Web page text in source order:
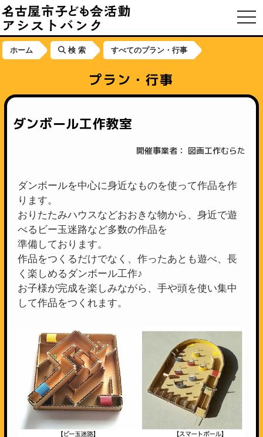
ホーム 検 索 すべてのプラン・行事
プラン・行事
ダンボール工作教室
開催事業者： 図画工作むらた
ダンボールを中心に身近なものを使って作品を作
ります。
おりたたみハウスなどおおきな物から、身近で遊
べるビー玉迷路など多数の作品を
準備しております。
作品をつくるだけでなく、作ったあとも遊べ、長
く楽しめるダンボール工作♪
お子様が完成を楽しみながら、手や頭を使い集中
して作品をつくれます。